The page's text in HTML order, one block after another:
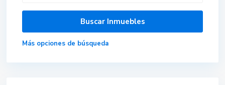
Más opciones de búsqueda